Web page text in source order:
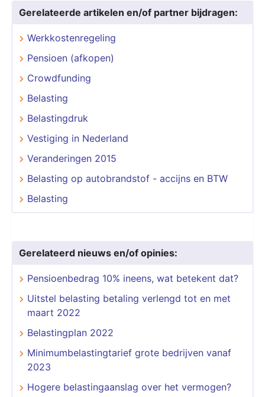
Gerelateerde artikelen en/of partner bijdragen:
Werkkostenregeling
Pensioen (afkopen)
Crowdfunding
Belasting
Belastingdruk
Vestiging in Nederland
Veranderingen 2015
Belasting op autobrandstof - accijns en BTW
Belasting
Gerelateerd nieuws en/of opinies:
Pensioenbedrag 10% ineens, wat betekent dat?
Uitstel belasting betaling verlengd tot en met
maart 2022
Belastingplan 2022
Minimumbelastingtarief grote bedrijven vanaf
2023
Hogere belastingaanslag over het vermogen?